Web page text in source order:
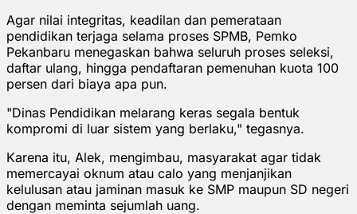
Agar nilai integritas, keadilan dan pemerataan
pendidikan terjaga selama proses SPMB, Pemko
Pekanbaru menegaskan bahwa seluruh proses seleksi,
daftar ulang, hingga pendaftaran pemenuhan kuota 100
persen dari biaya apa pun.
"Dinas Pendidikan melarang keras segala bentuk
kompromi di luar sistem yang berlaku," tegasnya.
Karena itu, Alek, mengimbau, masyarakat agar tidak
memercayai oknum atau calo yang menjanjikan
kelulusan atau jaminan masuk ke SMP maupun SD negeri
dengan meminta sejumlah uang.